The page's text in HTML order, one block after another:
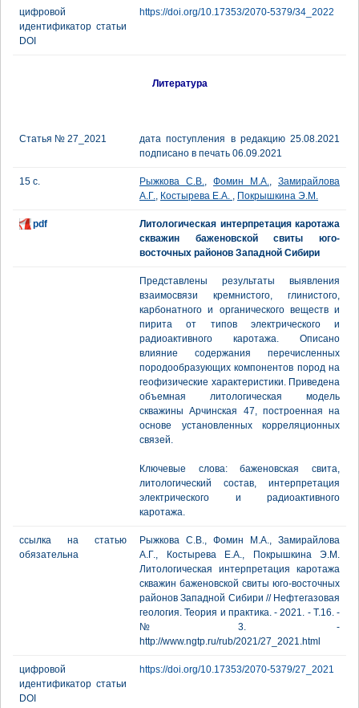
цифровой
идентификатор статьи
DOI
https://doi.org/10.17353/2070-5379/34_2022
Литература
Статья № 27_2021
дата поступления в редакцию 25.08.2021
подписано в печать 06.09.2021
15 с. Рыжкова С.В., Фомин М.А., Замирайлова
А.Г., Костырева Е.А. , Покрышкина Э.М.
pdf
Литологическая интерпретация каротажа
скважин баженовской свиты юго-
восточных районов Западной Сибири
Представлены результаты выявления
взаимосвязи кремнистого, глинистого,
карбонатного и органического веществ и
пирита от типов электрического и
радиоактивного каротажа. Описано
влияние содержания перечисленных
породообразующих компонентов пород на
геофизические характеристики. Приведена
объемная литологическая модель
скважины Арчинская 47, построенная на
основе установленных корреляционных
связей.
Ключевые слова: баженовская свита,
литологический состав, интерпретация
электрического и радиоактивного
каротажа.
ссылка на статью
обязательна
Рыжкова С.В., Фомин М.А., Замирайлова
А.Г., Костырева Е.А., Покрышкина Э.М.
Литологическая интерпретация каротажа
скважин баженовской свиты юго-восточных
районов Западной Сибири // Нефтегазовая
геология. Теория и практика. - 2021. - Т.16. -
№3. -
http://www.ngtp.ru/rub/2021/27_2021.html
цифровой
идентификатор статьи
DOI
https://doi.org/10.17353/2070-5379/27_2021